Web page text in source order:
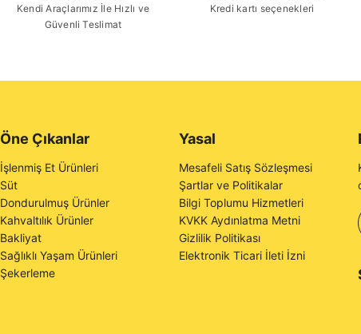
Kendi Araçlarımız İle Hızlı ve
Güvenli Teslimat
Kredi kartı seçenekleri
Öne Çıkanlar
İşlenmiş Et Ürünleri
Süt
Dondurulmuş Ürünler
Kahvaltılık Ürünler
Bakliyat
Sağlıklı Yaşam Ürünleri
Şekerleme
Yasal
Mesafeli Satış Sözleşmesi
Şartlar ve Politikalar
Bilgi Toplumu Hizmetleri
KVKK Aydınlatma Metni
Gizlilik Politikası
Elektronik Ticari İleti İzni